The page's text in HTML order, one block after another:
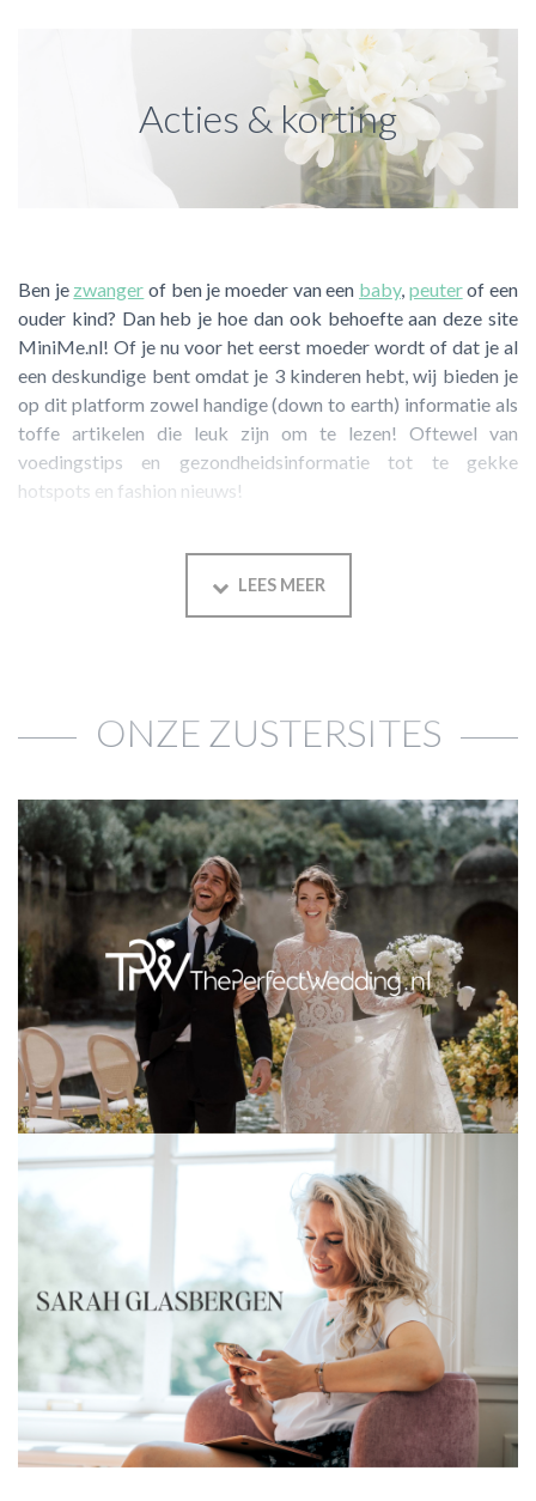
Winkelen
Acties & korting
Exclusieve acties & kortingen van onze partners!
Ben je zwanger of ben je moeder van een baby, peuterof een
ouder kind? Dan heb je hoe dan ook behoefte aan deze site
MiniMe.nl! Of je nu voor het eerst moeder wordt of dat je al
een deskundige bent omdat je 3 kinderen hebt, wij bieden je
op dit platform zowel handige (down to earth) informatie als
toffe artikelen die leuk zijn om te lezen! Oftewel van
voedingstips en gezondheidsinformatie tot te gekke
hotspots en fashion nieuws!
LEES MEER
ONZE ZUSTERSITES